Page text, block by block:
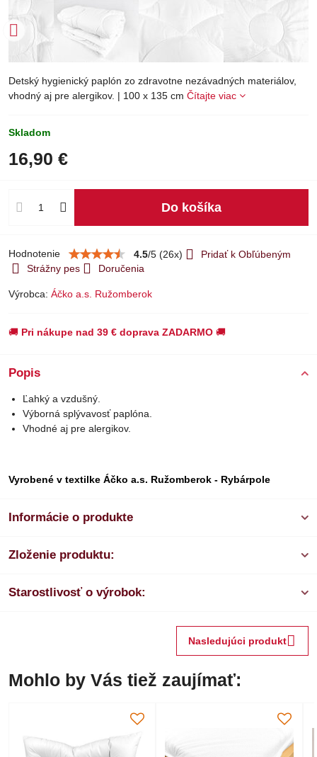
Detský hygienický paplón zo zdravotne nezávadných materiálov,
vhodný aj pre alergikov. | 100 x 135 cm Čítajte viac
Skladom
16,90 €
Do košíka
Hodnotenie 4.5/5 (26x)
Pridať k Obľúbeným
Strážny pes
Doručenia
Výrobca: Áčko a.s. Ružomberok
🚚 Pri nákupe nad 39 € doprava ZADARMO 🚚
Popis
Ľahký a vzdušný.
Výborná splývavosť paplóna.
Vhodné aj pre alergikov.
Vyrobené v textilke Áčko a.s. Ružomberok - Rybárpole
Informácie o produkte
Zloženie produktu:
Starostlivosť o výrobok:
Nasledujúci produkt
Mohlo by Vás tiež zaujímať: